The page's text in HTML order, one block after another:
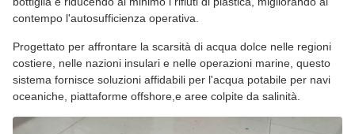
contempo l'autosufficienza operativa.
Progettato per affrontare la scarsità di acqua dolce nelle regioni
costiere, nelle nazioni insulari e nelle operazioni marine, questo
sistema fornisce soluzioni affidabili per l'acqua potabile per navi
oceaniche, piattaforme offshore,e aree colpite da salinità.